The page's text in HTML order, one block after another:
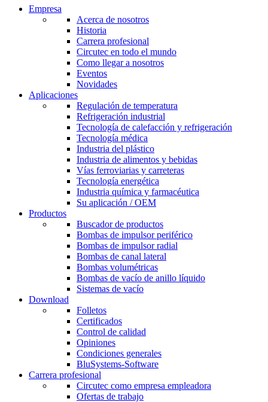
Empresa
Acerca de nosotros
Historia
Carrera profesional
Circutec en todo el mundo
Como llegar a nosotros
Eventos
Novidades
Aplicaciones
Regulación de temperatura
Refrigeración industrial
Tecnología de calefacción y refrigeración
Tecnología médica
Industria del plástico
Industria de alimentos y bebidas
Vías ferroviarias y carreteras
Tecnología energética
Industria química y farmacéutica
Su aplicación / OEM
Productos
Buscador de productos
Bombas de impulsor periférico
Bombas de impulsor radial
Bombas de canal lateral
Bombas volumétricas
Bombas de vacío de anillo líquido
Sistemas de vacío
Download
Folletos
Certificados
Control de calidad
Opiniones
Condiciones generales
BluSystems-Software
Carrera profesional
Circutec como empresa empleadora
Ofertas de trabajo